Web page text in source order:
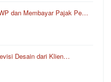
dan Membayar Pajak Pe…
Desain dari Klien…